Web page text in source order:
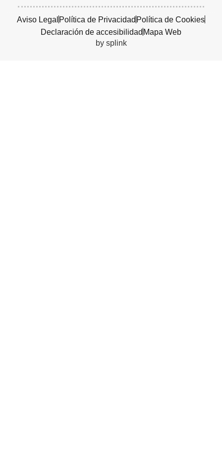
Aviso Legal Política de Privacidad Política de Cookies
Declaración de accesibilidad Mapa Web
by splink